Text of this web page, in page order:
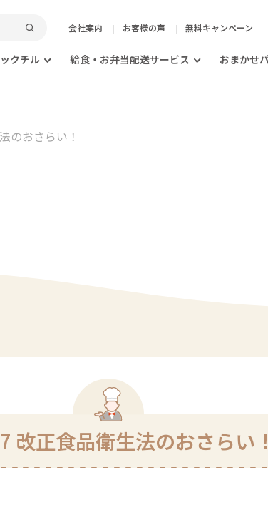
会社案内 お客様の声 無料キャンペーン
クチル 給食・お弁当配送サービス おまかせ
のおさらい！
改正食品衛生法のおさらい